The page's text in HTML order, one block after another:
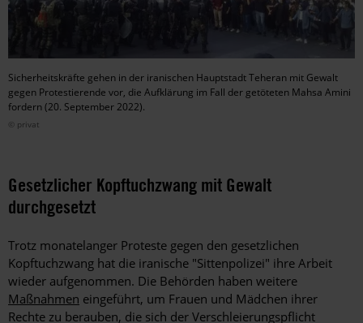
Sicherheitskräfte gehen in der iranischen Hauptstadt Teheran mit Gewalt
gegen Protestierende vor, die Aufklärung im Fall der getöteten Mahsa Amini
fordern (20. September 2022).
© privat
Gesetzlicher Kopftuchzwang mit Gewalt
durchgesetzt
Trotz monatelanger Proteste gegen den gesetzlichen
Kopftuchzwang hat die iranische "Sittenpolizei" ihre Arbeit
wieder aufgenommen. Die Behörden haben weitere
Maßnahmen eingeführt, um Frauen und Mädchen ihrer
Rechte zu berauben, die sich der Verschleierungspflicht